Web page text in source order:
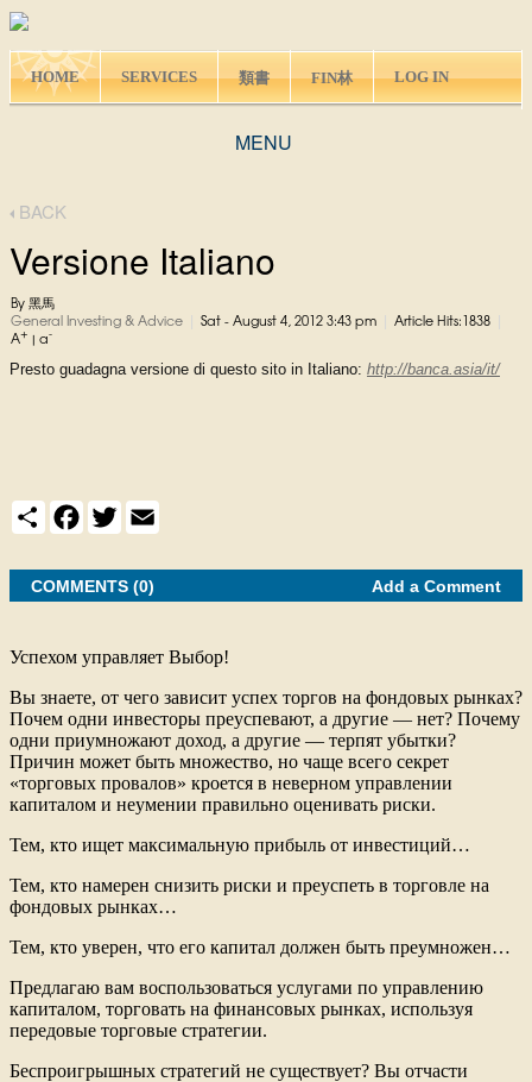
HOME SERVICES 類書 FIN林 LOG IN
MENU
BACK
Versione Italiano
By 黑馬
General Investing & Advice
Sat - August 4, 2012 3:43 pm Article Hits:1838
A+ a-
Presto guadagna versione di questo sito in Italiano: http://banca.asia/it/
S
h
r
F
a
e
b
o
T
w
t
t
e
E
m
i
l
COMMENTS (0) Add a Comment
Успехом управляет Выбор!
Вы знаете, от чего зависит успех торгов на фондовых рынках?
Почем одни инвесторы преуспевают, а другие — нет? Почему
одни приумножают доход, а другие — терпят убытки?
Причин может быть множество, но чаще всего секрет
«торговых провалов» кроется в неверном управлении
капиталом и неумении правильно оценивать риски.
Тем, кто ищет максимальную прибыль от инвестиций…
Тем, кто намерен снизить риски и преуспеть в торговле на
фондовых рынках…
Тем, кто уверен, что его капитал должен быть преумножен…
Предлагаю вам воспользоваться услугами по управлению
капиталом, торговать на финансовых рынках, используя
передовые торговые стратегии.
Беспроигрышных стратегий не существует? Вы отчасти